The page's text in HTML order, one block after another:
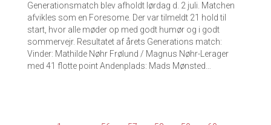
Generationsmatch blev afholdt lørdag d. 2 juli. Matchen
afvikles som en Foresome. Der var tilmeldt 21 hold til
start, hvor alle møder op med godt humør og i godt
sommervejr. Resultatet af årets Generations match:
Vinder: Mathilde Nøhr Frølund / Magnus Nøhr-Lerager
med 41 flotte point Andenplads: Mads Mønsted…